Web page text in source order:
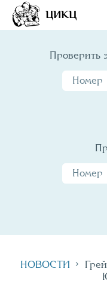
ЦИКЦ
Проверить
НОВОСТИ